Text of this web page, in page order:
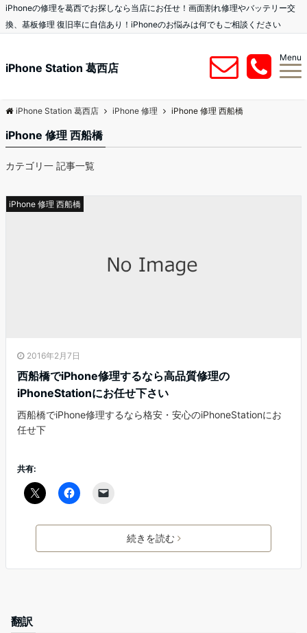
iPhoneの修理を葛西でお探しなら当店にお任せ！画面割れ修理やバッテリー交
換、基板修理 復旧率に自信あり！iPhoneのお悩みは何でもご相談ください
iPhone Station 葛西店
Menu
iPhone Station 葛西店 iPhone 修理 iPhone 修理 西船橋
iPhone 修理 西船橋
カテゴリ一 記事一覧
iPhone 修理 西船橋
2016年2月7日
西船橋でiPhone修理するなら高品質修理の
iPhoneStationにお任せ下さい
西船橋でiPhone修理するなら格安・安心のiPhoneStationにお
任せ下
共有:
続きを読む
翻訳